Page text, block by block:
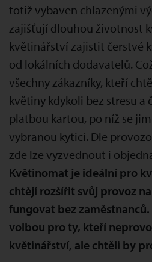
totiž vybaven chlazenými
zajišťují dlouhou životnost
květinářství zajistit čerstvé
od lokálních dodavatelů.
všechny zákazníky, kteří
květiny kdykoli bez stresu a
platbou kartou, po níž se
vybranou kyticí. Dle
zde lze vyzvednout i
Květinomat je ideální pro
chtějí rozšířit svůj provoz
fungovat bez
volbou pro ty, kteří
květinářství, ale chtěli by